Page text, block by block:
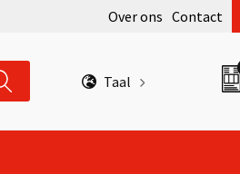
Over ons Contact
Taal